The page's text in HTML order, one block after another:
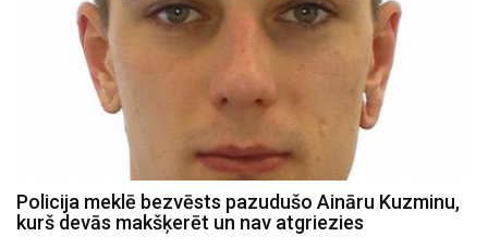
Policija meklē bezvēsts pazudušo Aināru Kuzminu,
kurš devās makšķerēt un nav atgriezies